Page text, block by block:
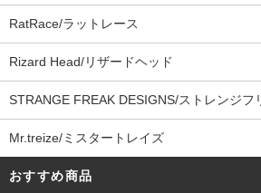
RatRace/ラットレース
Rizard Head/リザードヘッド
STRANGE FREAK DESIGNS/ストレンジフ
Mr.treize/ミスタートレイズ
おすすめ商品